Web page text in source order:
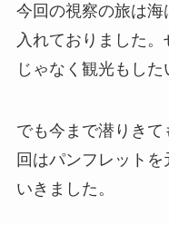
今回の視察の旅は
入れておりました
じゃなく観光もした
でも今まで潜りき
回はパンフレット
いきました。